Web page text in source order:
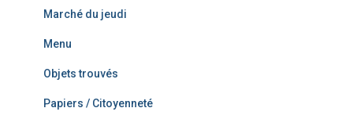
Marché du jeudi
Menu
Objets trouvés
Papiers / Citoyenneté